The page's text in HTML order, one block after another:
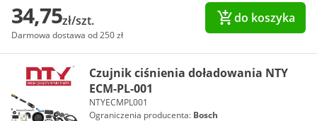
34,75zł/szt.
Darmowa dostawa od 250 zł
do koszyka
Czujnik ciśnienia doładowania NTY
ECM-PL-001
NTYECMPL001
Ograniczenia producenta: Bosch